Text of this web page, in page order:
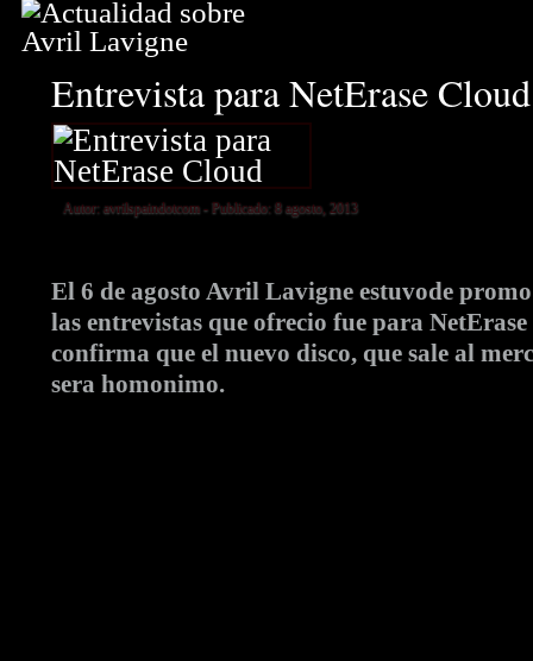
Entrevista para NetErase Cloud
Autor: avrilspaindotcom- Publicado: 8 agosto, 2013
El 6 de agosto Avril Lavigne estuvode
las entrevistas que ofrecio fue para
confirma que el nuevo disco, que sale al
sera homonimo.